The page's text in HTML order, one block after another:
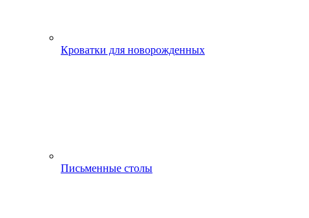
Кроватки для новорожденных
Письменные столы